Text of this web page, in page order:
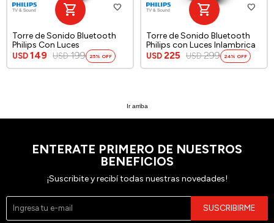
Torre de Sonido Bluetooth
Philips Con Luces
USD 149 USD 199 25
Torre de Sonido Bluetooth
Philips con Luces Inlambrica
USD 225 USD 299 24
Ir arriba
ENTERATE PRIMERO DE NUESTROS
BENEFICIOS
¡Suscribite y recibí todas nuestras novedades!
SUSCRIBIRME